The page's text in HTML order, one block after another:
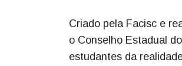
Criado pela Facisc e
o Conselho Estadual
estudantes da